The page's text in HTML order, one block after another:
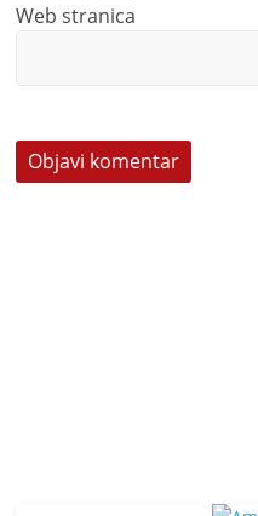
Web stranica